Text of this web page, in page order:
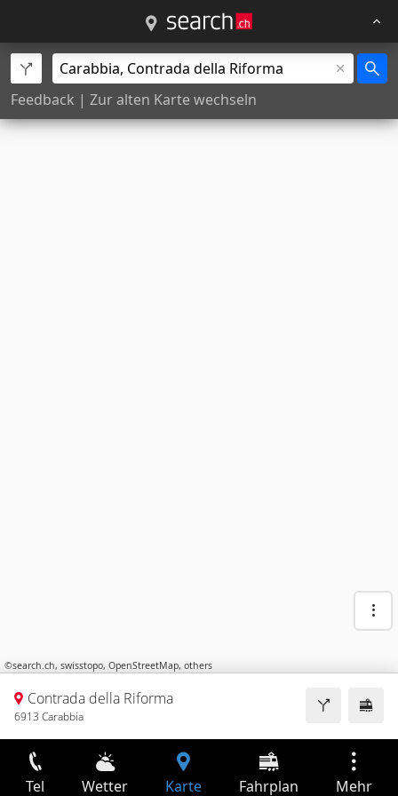
Feedback | Zur alten Karte wechseln
©search.ch, swisstopo, OpenStreetMap, others
Contrada della Riforma
6913 Carabbia
Tel Wetter Karte Fahrplan Mehr